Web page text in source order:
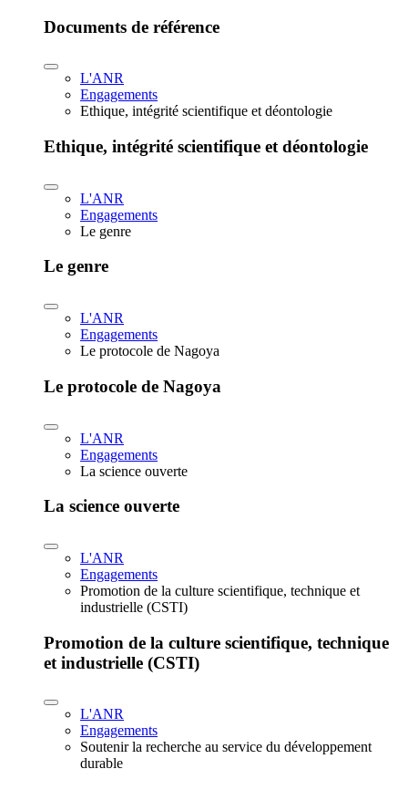
Documents de référence
L'ANR
Engagements
Ethique, intégrité scientifique et déontologie
Ethique, intégrité scientifique et déontologie
L'ANR
Engagements
Le genre
Le genre
L'ANR
Engagements
Le protocole de Nagoya
Le protocole de Nagoya
L'ANR
Engagements
La science ouverte
La science ouverte
L'ANR
Engagements
Promotion de la culture scientifique, technique et
industrielle (CSTI)
Promotion de la culture scientifique, technique
et industrielle (CSTI)
L'ANR
Engagements
Soutenir la recherche au service du développement
durable